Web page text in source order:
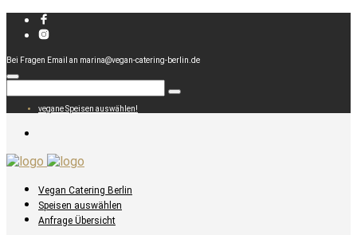
Bei Fragen Email an marina@vegan-catering-berlin.de
vegane Speisen auswählen!
Vegan Catering Berlin
Speisen auswählen
Anfrage Übersicht